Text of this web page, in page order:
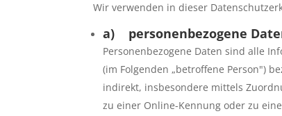
Wir verwenden in dieser
a) personenbezogene
Personenbezogene Daten sind alle
(im Folgenden „betroffene Person")
indirekt, insbesondere mittels
zu einer Online-Kennung oder zu